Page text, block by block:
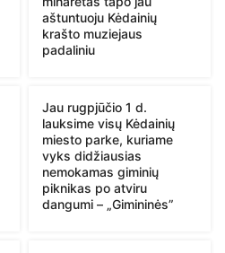
aštuntuoju Kėdainių
krašto muziejaus
padaliniu
Jau rugpjūčio 1 d.
lauksime visų Kėdainių
miesto parke, kuriame
vyks didžiausias
nemokamas giminių
piknikas po atviru
dangumi – „Gimininės”